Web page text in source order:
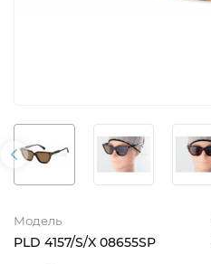
Модель
PLD 4157/S/X 08655SP